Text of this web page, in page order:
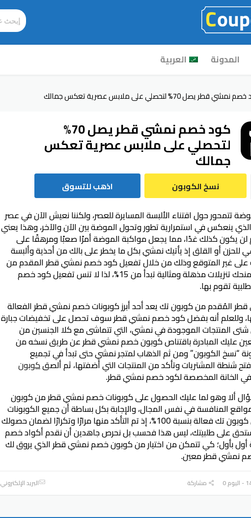
المدونة العربية
قطر يصل 70% لتحصلي على ملابس عصرية تعكس جمالك
كود خصم نمشي قطر يصل 70%
لتحصلي على ملابس عصرية تعكس
جمالك
نسخ الكوبون اذهب للتسوق
تتمحور حول اقتناء الألبسة المسايرة للعصر، ولكننا نعيش الآن في عصر
ينعكس في استمرارية تطور وتحول الموضة بين الآن والآخر، وهذا يعني
لن يكون كذلك غدًا، مما يجعل مواكبة الموضة أمرًا صعبًا ومرهقًا على
للحزن أو القلق إذ يأتيك نمشي بكل ما يخطر على بالك من أحذية وألبسة
على غير المتوقع وذلك من خلال تفعيل كود خصم نمشي قطر المقدم من
كوبون تك، والذي يمنحك تنزيلات مذهلة ومثالية تبدأ من 15%، لذا لا تنس تفعيل كود خصم
تقوم بها.
المُقدم من كوبون تك يعد أحد أبرز كوبونات خصم نمشي قطر الفعالة
وللعلم أنه بفضل كود خصم نمشي قطر سوف تحصل على تخفيضات جبارة
70% على شتى المنتجات الموجودة في نمشي، التي تتماشى مع كلا الجنسين من
عليك المبادرة باقتناص كوبون خصم نمشي قطر عن طريق نسخه من
“نسخ الكوبون” ومن ثم الذهاب لمتجر نمشي حتى تبدأ في تجميع
شنطة المشتريات وتأكد من المنتجات التي أضفتها، ثم ألصقكوبون
في الخانة المخصصة لكود خصم نمشي قطر.
ألا وهو لما عليك الحصول على كوبونات خصم نمشي قطر من كوبون
المنافسة في نفس المجال، والإجابة بكل بساطة أن جميع الكوبونات
التي نقدمها لك في كوبون تك فعالة بنسبة 100%، إذ تم التأكد منها مرارًا وتكرارًا لضمان حصولك
على طلبيتك، ليس هذا فحسب بل نحرص جاهدين أن نقدم أكواد خصم
بأول؛ كي تتمكن من اختيار من كوبون خصم نمشي قطر الذي يروق لك
نمشي قطر معين.
مشاركة البريد الإلكتروني